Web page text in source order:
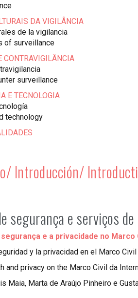
DA VIGILÂNCIA
de la vigilancia
of surveillance
CONTRAVIGILÂNCIA
surveillance
E TECNOLOGIA
technology
Introducción/
segurança e serviços
e a privacidade no
y la privacidad en el Marco
and privacy on the Marco Civil da
Maia, Marta de Araújo Pinheiro e